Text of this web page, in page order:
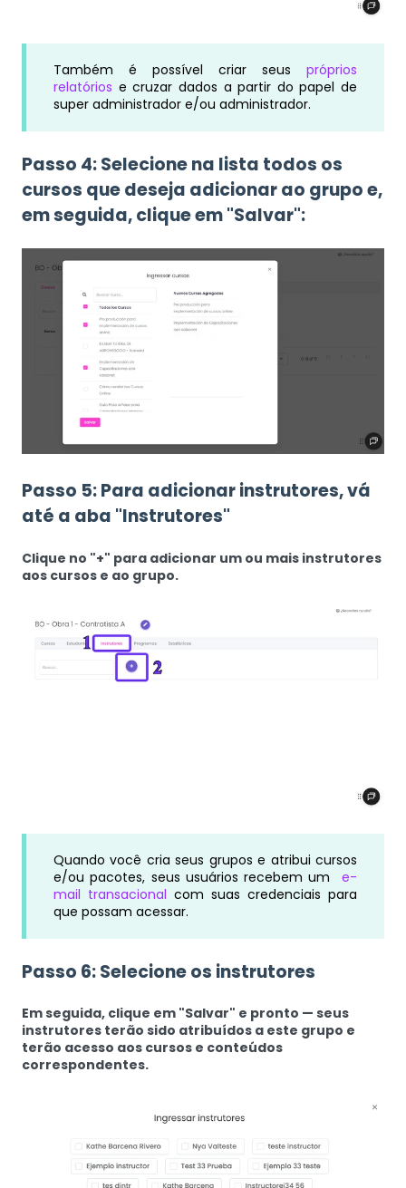
Também é possível criar seus próprios
relatórios e cruzar dados a partir do papel de
super administrador e/ou administrador.
Passo 4: Selecione na lista todos os
cursos que deseja adicionar ao grupo e,
em seguida, clique em "Salvar":
Passo 5: Para adicionar instrutores, vá
até a aba "Instrutores"
Clique no "+" para adicionar um ou mais instrutores
aos cursos e ao grupo.
Quando você cria seus grupos e atribui cursos
e/ou pacotes, seus usuários recebem um
e-
mail transacional com suas credenciais para
que possam acessar.
Passo 6: Selecione os instrutores
Em seguida, clique em "Salvar" e pronto — seus
instrutores terão sido atribuídos a este grupo e
terão acesso aos cursos e conteúdos
correspondentes.